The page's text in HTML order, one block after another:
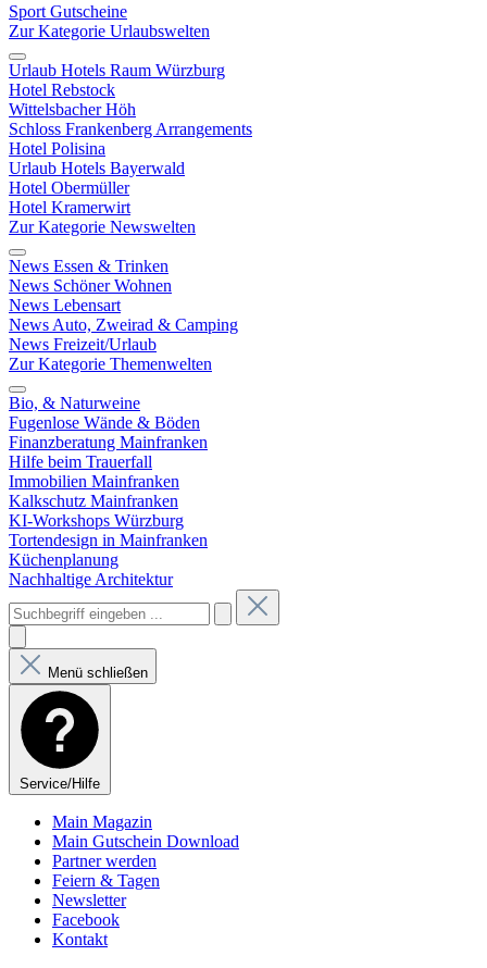
Sport Gutscheine
Zur Kategorie Urlaubswelten
Urlaub Hotels Raum Würzburg
Hotel Rebstock
Wittelsbacher Höh
Schloss Frankenberg Arrangements
Hotel Polisina
Urlaub Hotels Bayerwald
Hotel Obermüller
Hotel Kramerwirt
Zur Kategorie Newswelten
News Essen & Trinken
News Schöner Wohnen
News Lebensart
News Auto, Zweirad & Camping
News Freizeit/Urlaub
Zur Kategorie Themenwelten
Bio, & Naturweine
Fugenlose Wände & Böden
Finanzberatung Mainfranken
Hilfe beim Trauerfall
Immobilien Mainfranken
Kalkschutz Mainfranken
KI-Workshops Würzburg
Tortendesign in Mainfranken
Küchenplanung
Nachhaltige Architektur
Menü schließen
Service/Hilfe
Main Magazin
Main Gutschein Download
Partner werden
Feiern & Tagen
Newsletter
Facebook
Kontakt